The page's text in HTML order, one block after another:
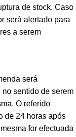
de stock. Caso
será alertado para
a serem
será
sentido de serem
O referido
de 24 horas após
for efectuada